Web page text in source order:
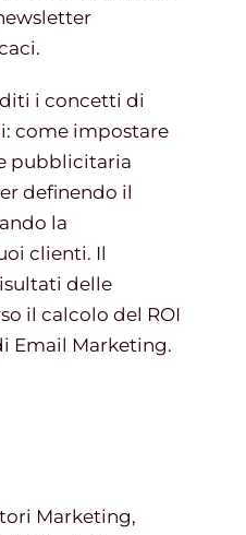
i concetti di
come impostare
pubblicitaria
definendo il
la
clienti. Il
delle
il calcolo del ROI
Email Marketing.
Marketing,